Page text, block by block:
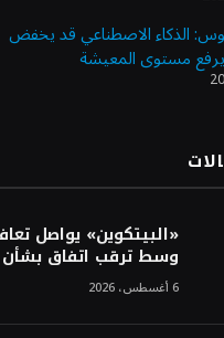
يتراجع قرب أدنى
الوساطة بشأن الحرب
الذكاء الاصطناعي قد يخفض
مستوى المعيشة
«البيتكوين» يواصل
وسط ترقب اتفاق
6 أغسطس، 2026